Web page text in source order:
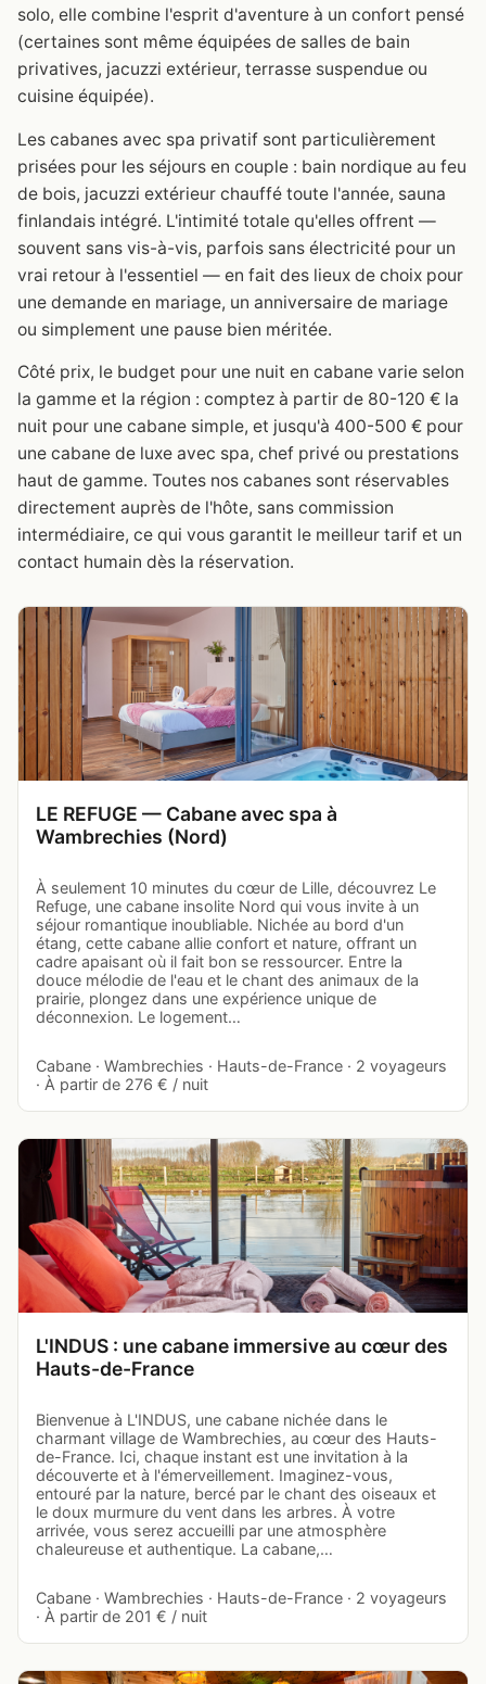
solo, elle combine l'esprit d'aventure à un confort pensé
(certaines sont même équipées de salles de bain
privatives, jacuzzi extérieur, terrasse suspendue ou
cuisine équipée).
Les cabanes avec spa privatif sont particulièrement
prisées pour les séjours en couple : bain nordique au feu
de bois, jacuzzi extérieur chauffé toute l'année, sauna
finlandais intégré. L'intimité totale qu'elles offrent —
souvent sans vis-à-vis, parfois sans électricité pour un
vrai retour à l'essentiel — en fait des lieux de choix pour
une demande en mariage, un anniversaire de mariage
ou simplement une pause bien méritée.
Côté prix, le budget pour une nuit en cabane varie selon
la gamme et la région : comptez à partir de 80-120 € la
nuit pour une cabane simple, et jusqu'à 400-500 € pour
une cabane de luxe avec spa, chef privé ou prestations
haut de gamme. Toutes nos cabanes sont réservables
directement auprès de l'hôte, sans commission
intermédiaire, ce qui vous garantit le meilleur tarif et un
contact humain dès la réservation.
LE REFUGE — Cabane avec spa à
Wambrechies (Nord)
À seulement 10 minutes du cœur de Lille, découvrez Le
Refuge, une cabane insolite Nord qui vous invite à un
séjour romantique inoubliable. Nichée au bord d'un
étang, cette cabane allie confort et nature, offrant un
cadre apaisant où il fait bon se ressourcer. Entre la
douce mélodie de l'eau et le chant des animaux de la
prairie, plongez dans une expérience unique de
déconnexion. Le logement…
Cabane · Wambrechies · Hauts-de-France · 2 voyageurs
· À partir de 276 € / nuit
L'INDUS : une cabane immersive au cœur des
Hauts-de-France
Bienvenue à L'INDUS, une cabane nichée dans le
charmant village de Wambrechies, au cœur des Hauts-
de-France. Ici, chaque instant est une invitation à la
découverte et à l'émerveillement. Imaginez-vous,
entouré par la nature, bercé par le chant des oiseaux et
le doux murmure du vent dans les arbres. À votre
arrivée, vous serez accueilli par une atmosphère
chaleureuse et authentique. La cabane,…
Cabane · Wambrechies · Hauts-de-France · 2 voyageurs
· À partir de 201 € / nuit